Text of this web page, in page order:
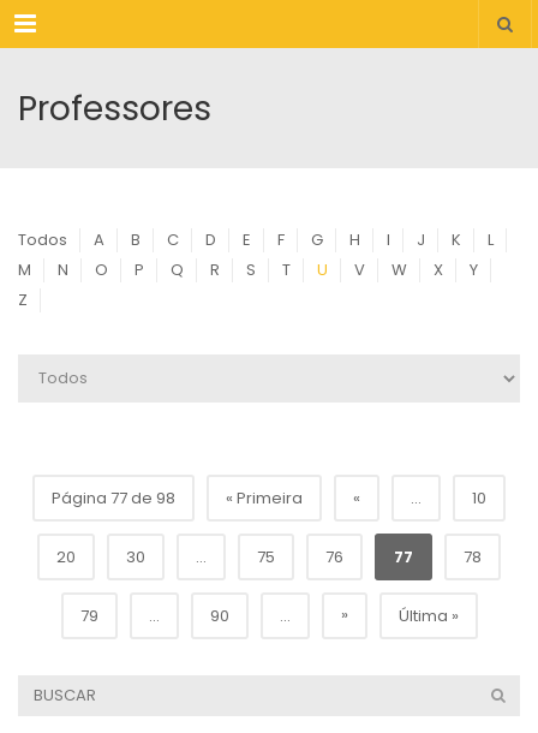
Menu
Professores
Todos A B C D E F G H I J K
L
M
N O P Q R S T U V W X
Y
Z
Página 77 de 98 « Primeira « ... 10
20 30 ... 75 76 77 78
79 ... 90 ... » Última »